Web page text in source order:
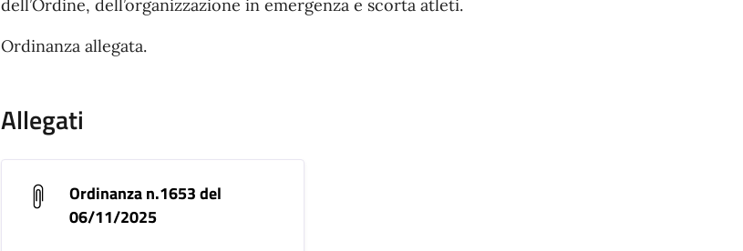
dell’Ordine, dell’organizzazione in emergenza e scorta atleti.
Ordinanza allegata.
Allegati
Ordinanza n.1653 del
06/11/2025